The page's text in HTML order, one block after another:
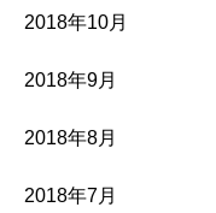
2018年10月
2018年9月
2018年8月
2018年7月